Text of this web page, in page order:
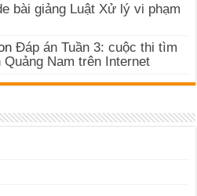
bài giảng Luật Xử lý vi phạm
Đáp án Tuần 3: cuộc thi tìm
Nam trên Internet